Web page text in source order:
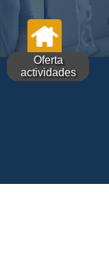
Oferta
actividades